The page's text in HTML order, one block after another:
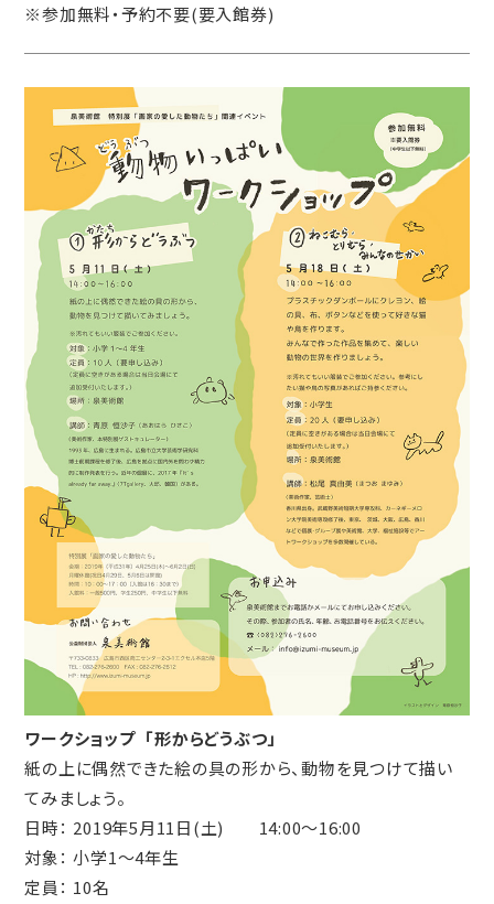
※参加無料・予約不要(要入館券)
ワークショップ 「形からどうぶつ」
紙の上に偶然できた絵の具の形から、動物を見つけて描い
てみましょう。
日時： 2019年5月11日(土) 14:00～16:00
対象： 小学1～4年生
定員： 10名